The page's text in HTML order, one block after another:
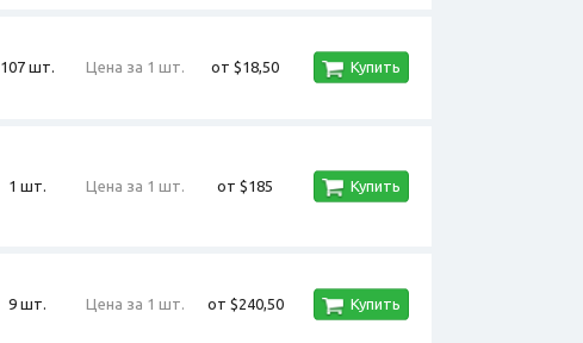
107 шт. Цена за 1 шт. от $18,50 Купить
1 шт. Цена за 1 шт. от $185 Купить
9 шт. Цена за 1 шт. от $240,50 Купить